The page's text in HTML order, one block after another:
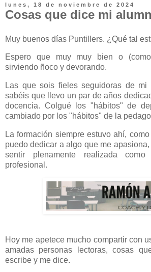
lunes, 18 de noviembre de 2024
Cosas que dice mi
Muy buenos días Puntillers. ¿Qué tal
Espero que muy muy bien o
sirviendo ñoco y devorando.
Las que sois fieles seguidoras de mi
sabéis que llevo un par de años
docencia. Colgué los "hábitos" de
cambiado por los "hábitos" de la
La formación siempre estuvo ahí,
puedo dedicar a algo que me
sentir plenamente realizada
profesional.
Hoy me apetece mucho compartir con
amadas personas lectoras, cosas
escribe y me dice.